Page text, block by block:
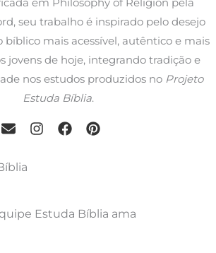
em Philosophy of Religion pela
seu trabalho é inspirado pelo desejo
bíblico mais acessível, autêntico e mais
jovens de hoje, integrando tradição e
nos estudos produzidos no Projeto
Estuda Bíblia.
Estuda Bíblia ama